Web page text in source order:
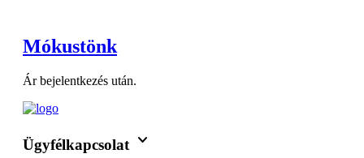
Mókustönk
Ár bejelentkezés után.
Ügyfélkapcsolat keyboard_arrow_down